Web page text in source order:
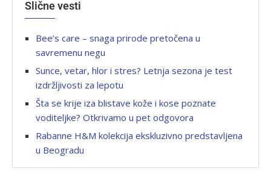
Slične vesti
Bee’s care – snaga prirode pretočena u
savremenu negu
Sunce, vetar, hlor i stres? Letnja sezona je test
izdržljivosti za lepotu
Šta se krije iza blistave kože i kose poznate
voditeljke? Otkrivamo u pet odgovora
Rabanne H&M kolekcija ekskluzivno predstavljena
u Beogradu